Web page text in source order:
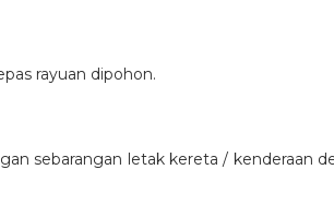
rayuan dipohon.
sebarangan letak kereta / kenderaan